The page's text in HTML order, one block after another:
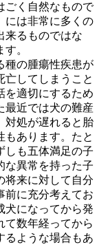
ごく自然なもので
には非常に多くの
来るものではな
。
種の腫瘍性疾患が
亡してしまうこと
を適切にするため
最近では犬の難産
対処が遅れると胎
もあります。たと
しも五体満足の子
な異常を持った子
将来に対して自分
前に充分考えてお
犬になってから発
て数年経ってから
るような場合もあ